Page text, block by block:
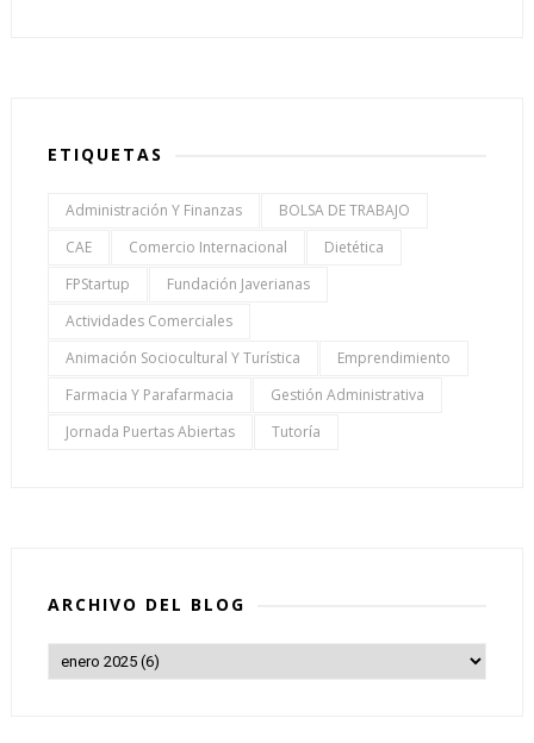
ETIQUETAS
Administración Y Finanzas
BOLSA DE TRABAJO
CAE
Comercio Internacional
Dietética
FPStartup
Fundación Javerianas
Actividades Comerciales
Animación Sociocultural Y Turística
Emprendimiento
Farmacia Y Parafarmacia
Gestión Administrativa
Jornada Puertas Abiertas
Tutoría
ARCHIVO DEL BLOG